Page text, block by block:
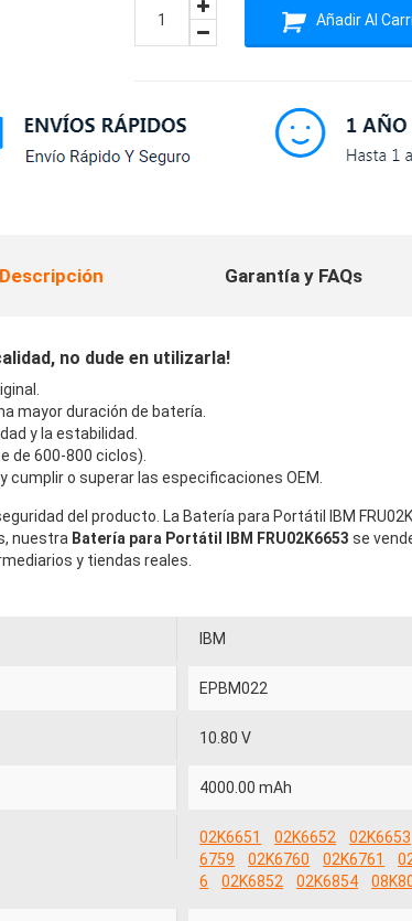
Añadir Al
Descripción Garantía y FAQs
no dude en utilizarla!
mayor duración de batería.
y la estabilidad.
de 600-800 ciclos).
o superar las especificaciones OEM.
del producto. La Batería para Portátil IBM
nuestra Batería para Portátil IBM FRU02K6653 se
y tiendas reales.
IBM
EPBM022
10.80 V
4000.00 mAh
02K6651 02K6652 02K6653
6759
02K6760 02K6761
6
02K6852 02K6854